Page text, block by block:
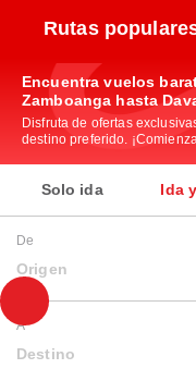
Rutas
Encuentra vuelos
Zamboanga hasta
Disfruta de ofertas
destino preferido.
Solo ida Ida
De
Origen
A
Destino